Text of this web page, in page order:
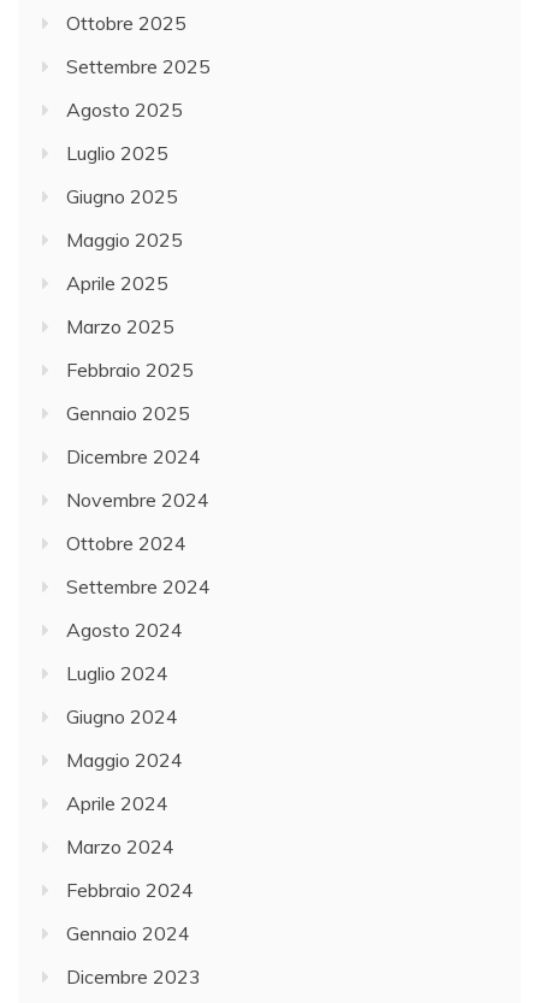
Ottobre 2025
Settembre 2025
Agosto 2025
Luglio 2025
Giugno 2025
Maggio 2025
Aprile 2025
Marzo 2025
Febbraio 2025
Gennaio 2025
Dicembre 2024
Novembre 2024
Ottobre 2024
Settembre 2024
Agosto 2024
Luglio 2024
Giugno 2024
Maggio 2024
Aprile 2024
Marzo 2024
Febbraio 2024
Gennaio 2024
Dicembre 2023